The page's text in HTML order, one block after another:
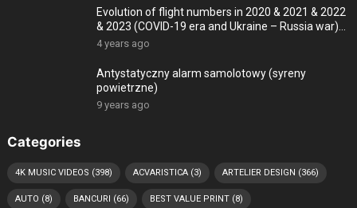
Evolution of flight numbers in 2020 & 2021 & 2022
& 2023 (COVID-19 era and Ukraine – Russia war)
-4K
4 years ago
Antystatyczny alarm samolotowy (syreny
powietrzne)
9 years ago
Categories
4K MUSIC VIDEOS (398) ACVARISTICA(3) ARTELIER DESIGN (366)
AUTO (8) BANCURI (66) BEST VALUE PRINT(8)